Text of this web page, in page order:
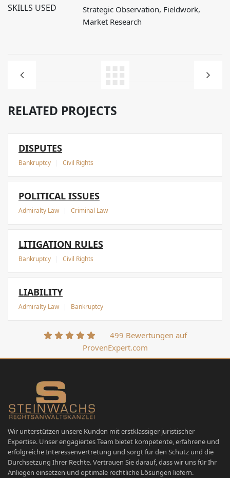
SKILLS USED
Strategic Observation, Fieldwork,
Market Research
RELATED PROJECTS
DISPUTES
Bankruptcy Civil Rights
POLITICAL ISSUES
Admiralty Law Criminal Law
LITIGATION RULES
Bankruptcy Civil Rights
LIABILITY
Admiralty Law Bankruptcy
499 Bewertungen auf
ProvenExpert.com
Wir unterstützen unsere Kunden mit erstklassiger juristischer
Expertise. Unser engagiertes Team bietet kompetente, erfahrene und
erfolgreiche Interessenvertretung und sorgt für den Schutz und die
Durchsetzung Ihrer Rechte. Vertrauen Sie darauf, dass wir uns für Ihr
Anliegen einsetzen und optimale rechtliche Lösungen liefern.